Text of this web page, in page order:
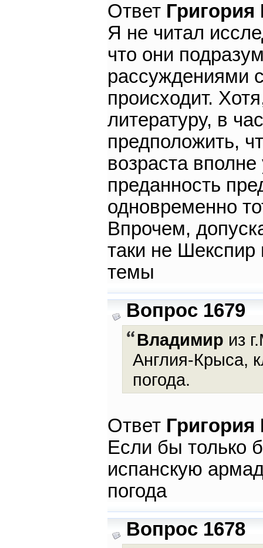
Ответ
Я не читал
что они
рассуждениями
происходит.
литературу, в
предположить,
возраста
преданность
одновременно
Впрочем,
таки не Шекспир
темы
Вопрос 1679
Владимир из
Англия-Крыса,
погода.
Ответ
Если бы только
испанскую
погода
Вопрос 1678